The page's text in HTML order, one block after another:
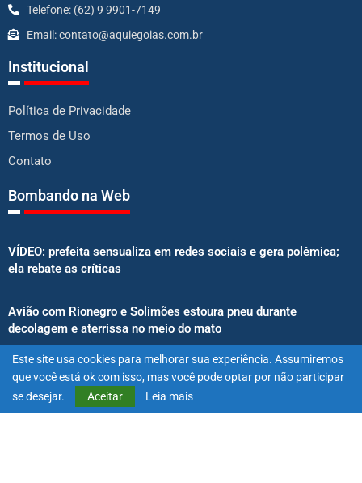
Telefone: (62) 9 9901-7149
Email: contato@aquiegoias.com.br
Institucional
Política de Privacidade
Termos de Uso
Contato
Bombando na Web
VÍDEO: prefeita sensualiza em redes sociais e gera polêmica;
ela rebate as críticas
Avião com Rionegro e Solimões estoura pneu durante
decolagem e aterrissa no meio do mato
Senado aprova proibição de atletas e influenciadores em
anúncios de bets
Este site usa cookies para melhorar sua experiência. Assumiremos
que você está ok com isso, mas você pode optar por não participar
se desejar.
Aceitar Leia mais